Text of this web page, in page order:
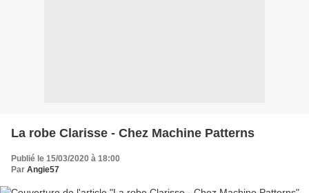
La robe Clarisse - Chez Machine Patterns
Publié le 15/03/2020 à 18:00
Par Angie57